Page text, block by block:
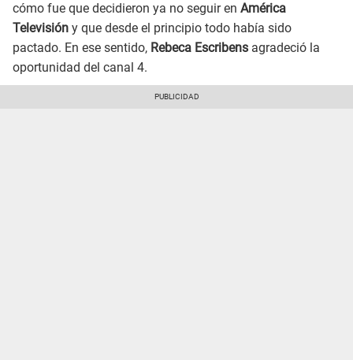
cómo fue que decidieron ya no seguir en América
Televisión y que desde el principio todo había sido
pactado. En ese sentido, Rebeca Escribens agradeció la
oportunidad del canal 4.